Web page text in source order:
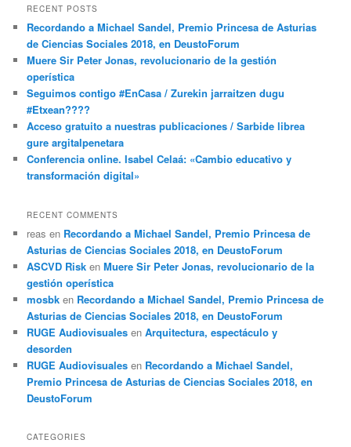
RECENT POSTS
Recordando a Michael Sandel, Premio Princesa de Asturias
de Ciencias Sociales 2018, en DeustoForum
Muere Sir Peter Jonas, revolucionario de la gestión
operística
Seguimos contigo #EnCasa / Zurekin jarraitzen dugu
#Etxean????
Acceso gratuito a nuestras publicaciones / Sarbide librea
gure argitalpenetara
Conferencia online. Isabel Celaá: «Cambio educativo y
transformación digital»
RECENT COMMENTS
reas en Recordando a Michael Sandel, Premio Princesa de
Asturias de Ciencias Sociales 2018, en DeustoForum
ASCVD Risk enMuere Sir Peter Jonas, revolucionario de la
gestión operística
mosbk en Recordando a Michael Sandel, Premio Princesa de
Asturias de Ciencias Sociales 2018, en DeustoForum
RUGE Audiovisuales enArquitectura, espectáculo y
desorden
RUGE Audiovisuales en Recordando a Michael Sandel,
Premio Princesa de Asturias de Ciencias Sociales 2018, en
DeustoForum
CATEGORIES